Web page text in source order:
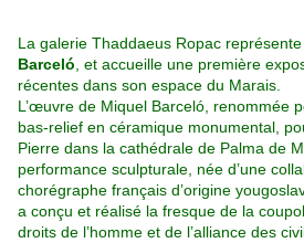
La galerie Thaddaeus Ropac
Barceló , et accueille une première
récentes dans son espace du Marais.
L’œuvre de Miquel Barceló, renommée
bas-relief en céramique monumental,
Pierre dans la cathédrale de Palma de
performance sculpturale, née d’une
chorégraphe français d’origine
a conçu et réalisé la fresque de la
droits de l’homme et de l’alliance des